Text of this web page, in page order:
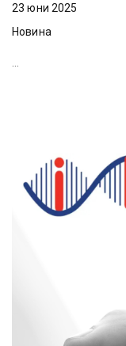
23 юни 2025
Новина
...